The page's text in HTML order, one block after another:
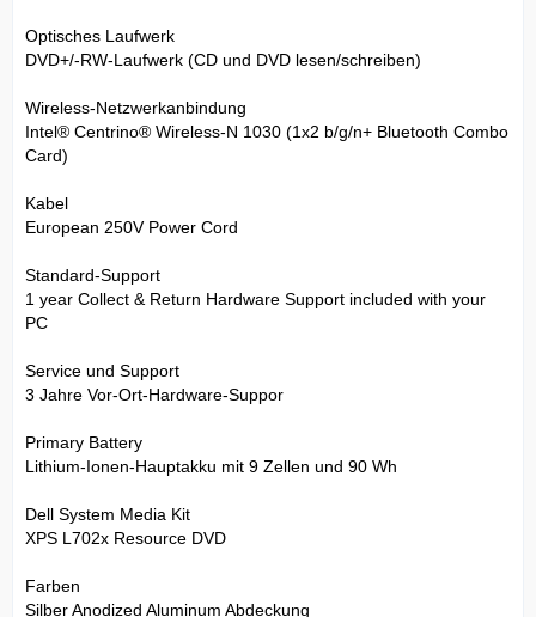
Optisches Laufwerk
DVD+/-RW-Laufwerk (CD und DVD lesen/schreiben)
Wireless-Netzwerkanbindung
Intel® Centrino® Wireless-N 1030 (1x2 b/g/n+ Bluetooth Combo
Card)
Kabel
European 250V Power Cord
Standard-Support
1 year Collect & Return Hardware Support included with your
PC
Service und Support
3 Jahre Vor-Ort-Hardware-Suppor
Primary Battery
Lithium-Ionen-Hauptakku mit 9 Zellen und 90 Wh
Dell System Media Kit
XPS L702x Resource DVD
Farben
Silber Anodized Aluminum Abdeckung